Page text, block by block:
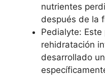
nutrientes
después de la
Pedialyte:
rehidratación
desarrollado